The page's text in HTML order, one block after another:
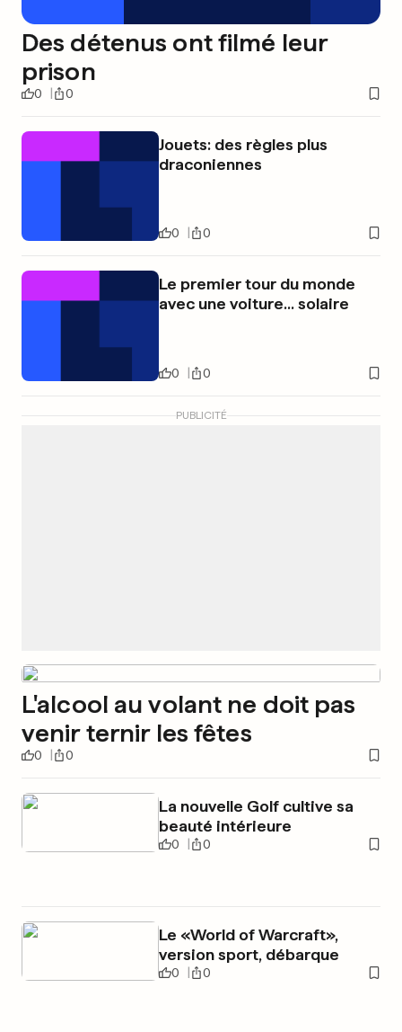
Des détenus ont filmé leur
prison
0 0
Jouets: des règles plus
draconiennes
0 0
Le premier tour du monde
avec une voiture... solaire
0 0
PUBLICITÉ
L'alcool au volant ne doit pas
venir ternir les fêtes
0 0
La nouvelle Golf cultive sa
beauté intérieure
0 0
Le «World of Warcraft»,
version sport, débarque
0 0